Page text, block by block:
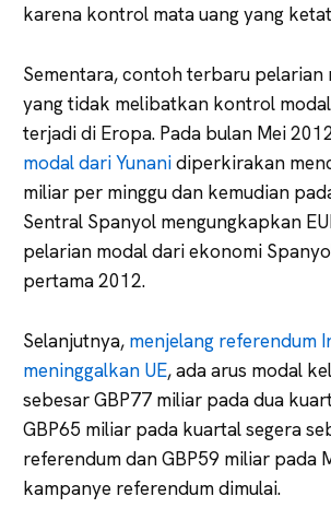
karena kontrol mata uang yang
Sementara, contoh terbaru pelarian
yang tidak melibatkan kontrol
terjadi di Eropa. Pada bulan Mei
modal dari Yunanidiperkirakan
miliar per minggu dan kemudian
Sentral Spanyol mengungkapkan
pelarian modal dari ekonomi
pertama 2012.
Selanjutnya, menjelang referendum
meninggalkan UE, ada arus modal
sebesar GBP77 miliar pada dua
GBP65 miliar pada kuartal segera
referendum dan GBP59 miliar pada
kampanye referendum dimulai.